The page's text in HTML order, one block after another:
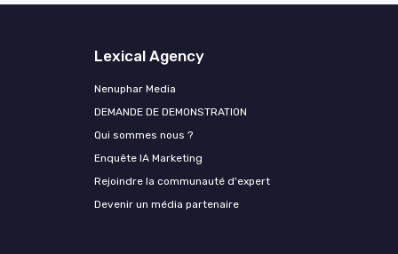
Lexical Agency
Nenuphar Media
DEMANDE DE DEMONSTRATION
Qui sommes nous ?
Enquête IA Marketing
Rejoindre la communauté d'expert
Devenir un média partenaire